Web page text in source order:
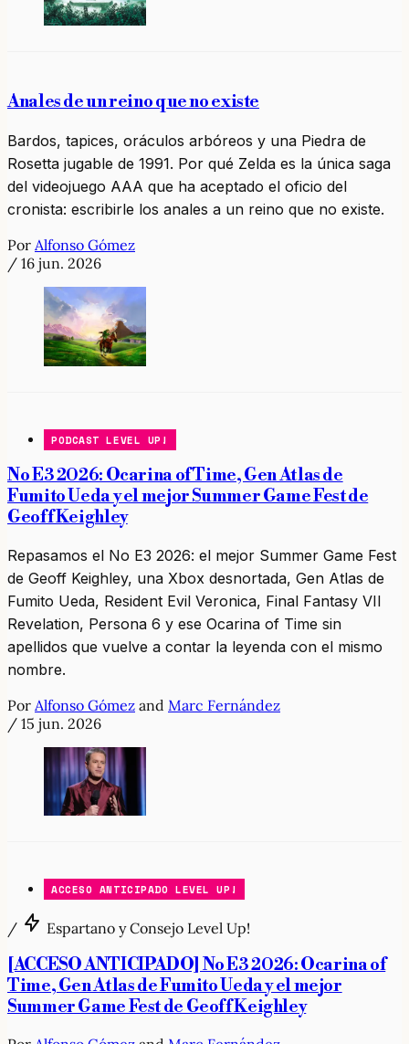
Anales de un reino que no existe
Bardos, tapices, oráculos arbóreos y una Piedra de
Rosetta jugable de 1991. Por qué Zelda es la única saga
del videojuego AAA que ha aceptado el oficio del
cronista: escribirle los anales a un reino que no existe.
Por Alfonso Gómez
/ 16 jun. 2026
PODCAST LEVEL UP!
No E3 2026: Ocarina of Time, Gen Atlas de
Fumito Ueda y el mejor Summer Game Fest de
Geoff Keighley
Repasamos el No E3 2026: el mejor Summer Game Fest
de Geoff Keighley, una Xbox desnortada, Gen Atlas de
Fumito Ueda, Resident Evil Veronica, Final Fantasy VII
Revelation, Persona 6 y ese Ocarina of Time sin
apellidos que vuelve a contar la leyenda con el mismo
nombre.
Por Alfonso Gómez and Marc Fernández
/ 15 jun. 2026
ACCESO ANTICIPADO LEVEL UP!
/ Espartano y Consejo Level Up!
[ACCESO ANTICIPADO] No E3 2026: Ocarina of
Time, Gen Atlas de Fumito Ueda y el mejor
Summer Game Fest de Geoff Keighley